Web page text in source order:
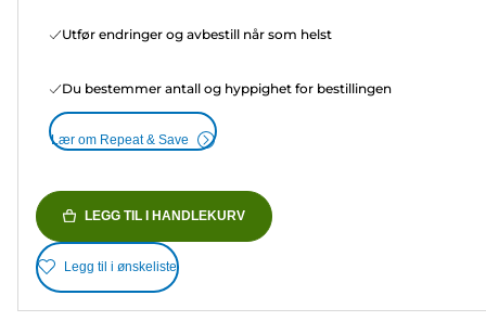
Utfør endringer og avbestill når som helst
Du bestemmer antall og hyppighet for bestillingen
Lær om Repeat & Save
LEGG TIL I HANDLEKURV
Legg til i ønskeliste